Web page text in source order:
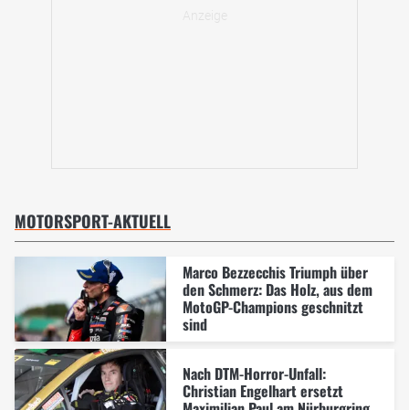
MOTORSPORT-AKTUELL
Marco Bezzecchis Triumph über
den Schmerz: Das Holz, aus dem
MotoGP-Champions geschnitzt
sind
Nach DTM-Horror-Unfall:
Christian Engelhart ersetzt